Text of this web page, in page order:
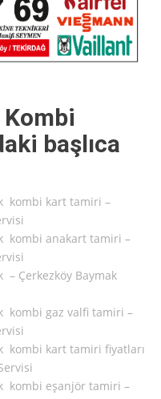
başlıca
kombi kart tamiri –
kombi anakart tamiri –
– Çerkezköy Baymak
kombi gaz valfi tamiri –
kombi kart tamiri fiyatları
kombi eşanjör tamiri –